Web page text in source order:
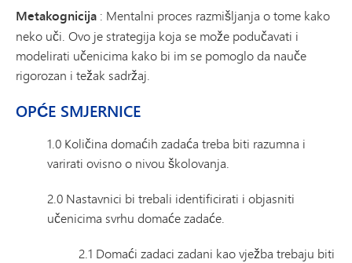
Metakognicija : Mentalni proces razmišljanja o tome kako
neko uči. Ovo je strategija koja se može podučavati i
modelirati učenicima kako bi im se pomoglo da nauče
rigorozan i težak sadržaj.
OPĆE SMJERNICE
1.0 Količina domaćih zadaća treba biti razumna i
varirati ovisno o nivou školovanja.
2.0 Nastavnici bi trebali identificirati i objasniti
učenicima svrhu domaće zadaće.
2.1 Domaći zadaci zadani kao vježba trebaju biti